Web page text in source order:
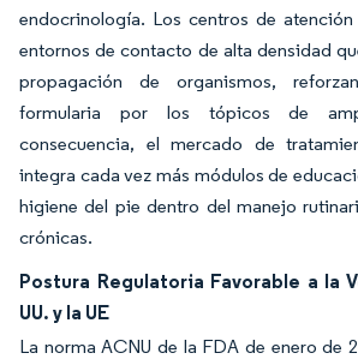
endocrinología. Los centros de
entornos de contacto de alta densidad
propagación de organismos,
formularia por los tópicos de
consecuencia, el mercado de
integra cada vez más módulos de
higiene del pie dentro del manejo
crónicas.
Postura Regulatoria Favorable a la
UU. y la UE
La norma ACNU de la FDA de enero de